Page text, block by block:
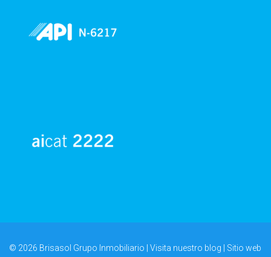
© 2026 Brisasol Grupo Inmobiliario | Visita nuestro blog | Sitio web